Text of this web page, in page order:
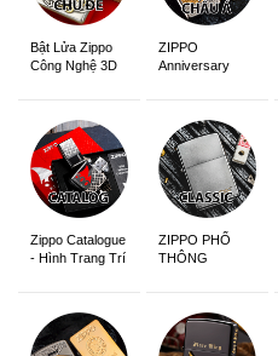
Bật Lửa Zippo
Công Nghệ 3D
ZIPPO
Anniversary
Zippo Catalogue
- Hình Trang Trí
ZIPPO PHỔ
THÔNG